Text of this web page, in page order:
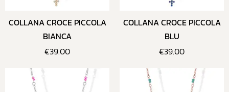
COLLANA CROCE PICCOLA
BIANCA
€39.00
COLLANA CROCE PICCOLA
BLU
€39.00